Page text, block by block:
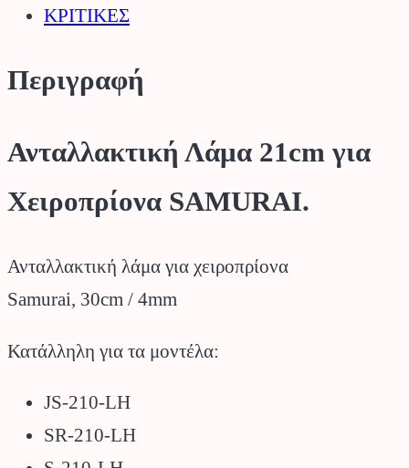
ΚΡΙΤΙΚΕΣ
Περιγραφή
Ανταλλακτική Λάμα 21cm για
Χειροπρίονα SAMURAI.
Ανταλλακτική λάμα για χειροπρίονα
Samurai, 30cm / 4mm
Κατάλληλη για τα μοντέλα:
JS-210-LH
SR-210-LH